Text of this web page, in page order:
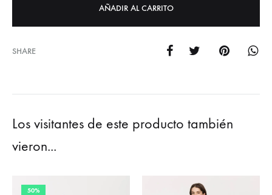
AÑADIR AL CARRITO
SHARE
Los visitantes de este producto también
vieron...
50%